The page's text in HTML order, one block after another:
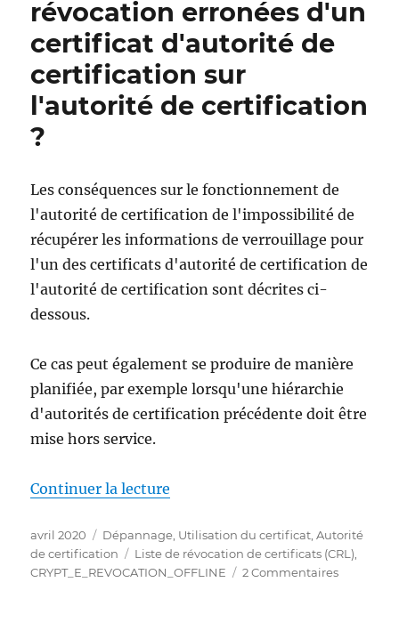
Sperrliste
einer
der
übergeordneten
Zertifizierungsstellen
auf
die
révocation erronées d'un
certificat d'autorité de
certification sur
l'autorité de certification
?
Les conséquences sur le fonctionnement de
l'autorité de certification de l'impossibilité de
récupérer les informations de verrouillage pour
l'un des certificats d'autorité de certification de
l'autorité de certification sont décrites ci-
dessous.
Ce cas peut également se produire de manière
planifiée, par exemple lorsqu'une hiérarchie
d'autorités de certification précédente doit être
mise hors service.
Continuer la lecture
Publié
le
avril 2020 Catégories
Dépannage, Utilisation du certificat,Autorité
de certification
Étiquettes
Liste de révocation de certificats (CRL),
CRYPT_E_REVOCATION_OFFLINE
2 Commentairessur